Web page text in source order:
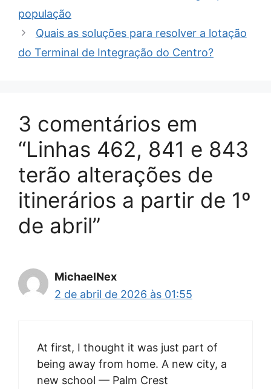
população
Quais as soluções para resolver a lotação
do Terminal de Integração do Centro?
3 comentários em
“Linhas 462, 841 e 843
terão alterações de
itinerários a partir de 1º
de abril”
MichaelNex
2 de abril de 2026 às 01:55
At first, I thought it was just part of
being away from home. A new city, a
new school — Palm Crest